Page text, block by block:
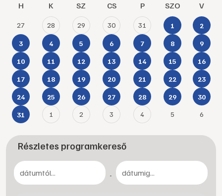
H K SZ CS P SZO V
27 28 29 30 31 1 2
3 4 5 6 7 8 9
10 11 12 13 14 15 16
17 18 19 20 21 22 23
24 25 26 27 28 29 30
31 1 2 3 4 5 6
Részletes programkereső
-